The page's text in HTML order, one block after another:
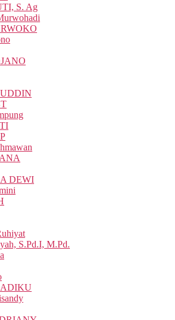
S. Ag
DEWI
S.Pd.I, M.Pd.